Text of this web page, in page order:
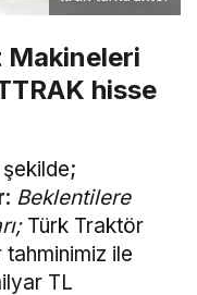
Makineleri
hisse
şekilde;
: Beklentilere
Türk Traktör
ile
TL